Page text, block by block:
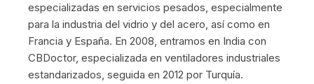
especializadas en servicios pesados, especialmente
para la industria del vidrio y del acero, así como en
Francia y España. En 2008, entramos en India con
CBDoctor, especializada en ventiladores industriales
estandarizados, seguida en 2012 por Turquía.